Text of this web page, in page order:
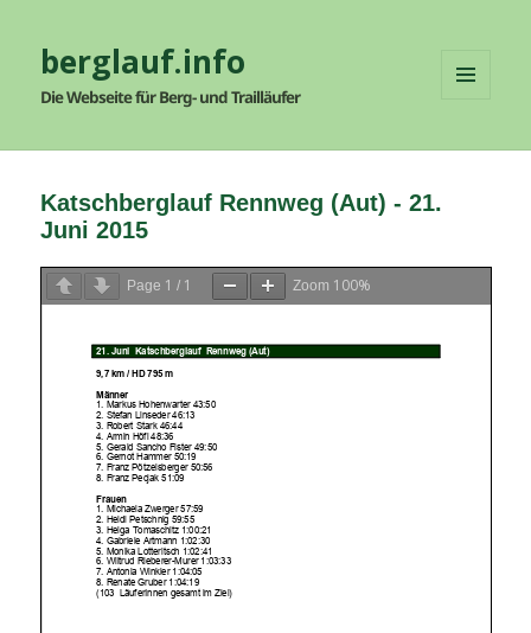
berglauf.info
Die Webseite für Berg- und Trailläufer
WIDGETS
Katschberglauf Rennweg (Aut) - 21.
Juni 2015
Page 1 / 1 Zoom 100%